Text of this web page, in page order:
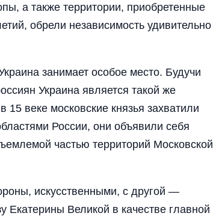
а также территории, приобретенные
обрели независимость удивительно
занимает особое место. Будучи
Украина является такой же
веке московские князья захватили
России, они объявили себя
частью территорий Московской
искусственными, с другой —
Великой в качестве главной